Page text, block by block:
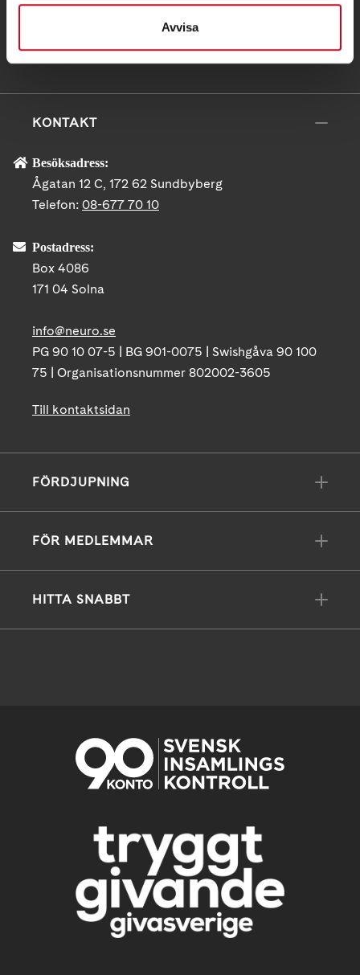
Avvisa
KONTAKT
Besöksadress:
Ågatan 12 C, 172 62 Sundbyberg
Telefon: 08-677 70 10
Postadress:
Box 4086
171 04 Solna
info@neuro.se
PG 90 10 07-5 | BG 901-0075 | Swishgåva 90 100
75 | Organisationsnummer 802002-3605
Till kontaktsidan
FÖRDJUPNING
FÖR MEDLEMMAR
HITTA SNABBT